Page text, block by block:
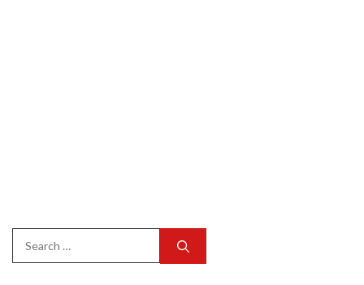
for: